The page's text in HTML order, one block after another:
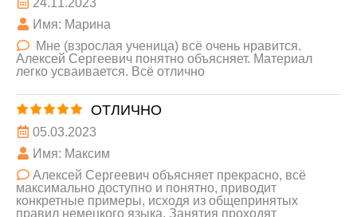
24.11.2023
Имя: Марина
Мне (взрослая ученица) всё очень нравится.
Алексей Сергеевич понятно объясняет. Материал
легко усваивается. Всё отлично
ОТЛИЧНО
05.03.2023
Имя: Максим
Алексей Сергеевич объясняет прекрасно, всё
максимально доступно и понятно, приводит
конкретные примеры, исходя из общепринятых
правил немецкого языка. Занятия проходят